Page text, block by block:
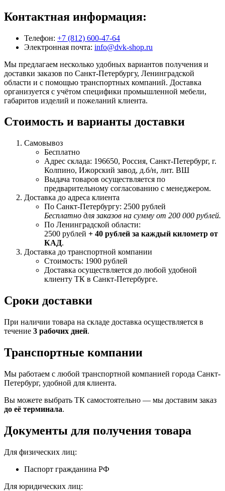
Контактная информация:
Телефон: +7 (812) 600-47-64
Электронная почта: info@dvk-shop.ru
Мы предлагаем несколько удобных вариантов получения и
доставки заказов по Санкт-Петербургу, Ленинградской
области и с помощью транспортных компаний. Доставка
организуется с учётом специфики промышленной мебели,
габаритов изделий и пожеланий клиента.
Стоимость и варианты доставки
Самовывоз
Бесплатно
Адрес склада: 196650, Россия, Санкт-Петербург, г.
Колпино, Ижорский завод, д.б/н, лит. ВШ
Выдача товаров осуществляется по
предварительному согласованию с менеджером.
Доставка до адреса клиента
По Санкт-Петербургу: 2500 рублей
Бесплатно для заказов на сумму от 200 000 рублей.
По Ленинградской области:
2500 рублей + 40 рублей за каждый километр от
КАД.
Доставка до транспортной компании
Стоимость: 1900 рублей
Доставка осуществляется до любой удобной
клиенту ТК в Санкт-Петербурге.
Сроки доставки
При наличии товара на складе доставка осуществляется в
течение 3 рабочих дней.
Транспортные компании
Мы работаем с любой транспортной компанией города Санкт-
Петербург, удобной для клиента.
Вы можете выбрать ТК самостоятельно — мы доставим заказ
до её терминала.
Документы для получения товара
Для физических лиц:
Паспорт гражданина РФ
Для юридических лиц: